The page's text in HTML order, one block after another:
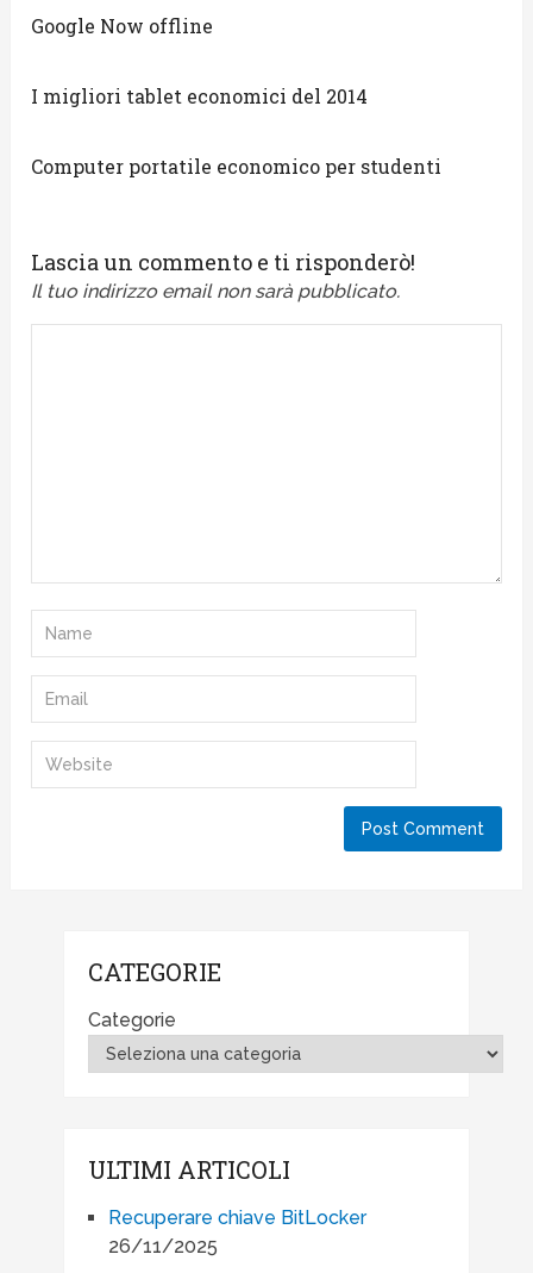
Google Now offline
I migliori tablet economici del 2014
Computer portatile economico per studenti
Lascia un commento e ti risponderò!
Il tuo indirizzo email non sarà pubblicato.
CATEGORIE
Categorie
ULTIMI ARTICOLI
Recuperare chiave BitLocker
26/11/2025